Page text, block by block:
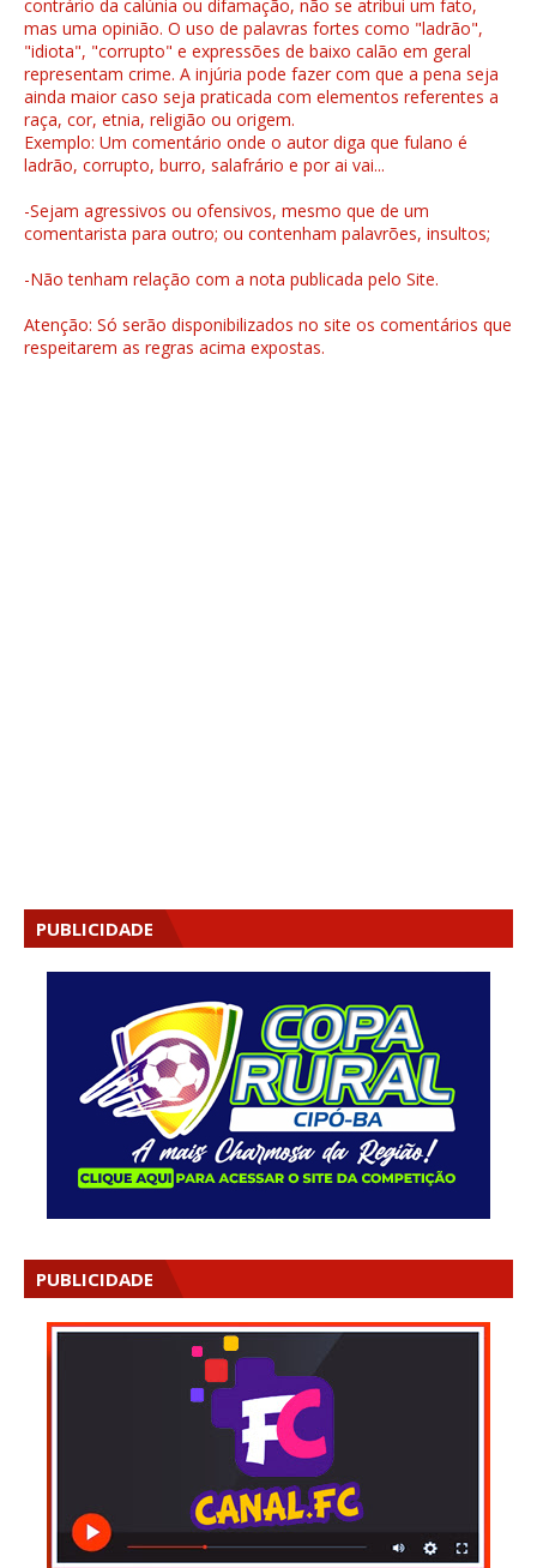
contrário da calúnia ou difamação, não se atribui um fato,
mas uma opinião. O uso de palavras fortes como "ladrão",
"idiota", "corrupto" e expressões de baixo calão em geral
representam crime. A injúria pode fazer com que a pena seja
ainda maior caso seja praticada com elementos referentes a
raça, cor, etnia, religião ou origem.
Exemplo: Um comentário onde o autor diga que fulano é
ladrão, corrupto, burro, salafrário e por ai vai...
-Sejam agressivos ou ofensivos, mesmo que de um
comentarista para outro; ou contenham palavrões, insultos;
-Não tenham relação com a nota publicada pelo Site.
Atenção: Só serão disponibilizados no site os comentários que
respeitarem as regras acima expostas.
PUBLICIDADE
PUBLICIDADE